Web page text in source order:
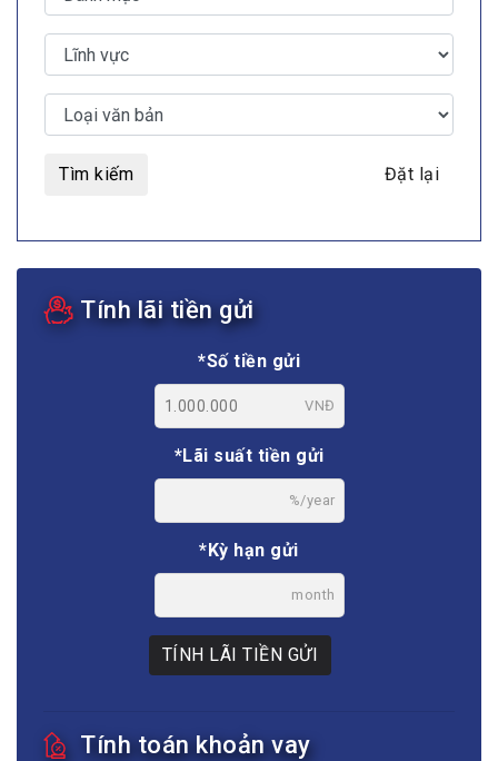
Tìm kiếm Đặt lại
Tính lãi tiền gửi
*Số tiền gửi
VNĐ
*Lãi suất tiền gửi
%/year
*Kỳ hạn gửi
month
TÍNH LÃI TIỀN GỬI
Tính toán khoản vay